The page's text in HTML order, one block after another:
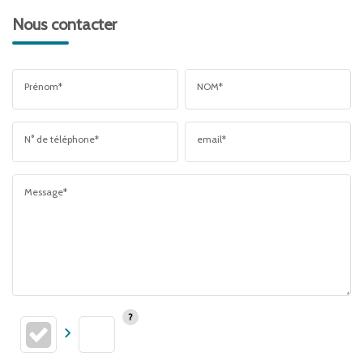
Nous contacter
Prénom* NOM*
N° de téléphone* email*
Message*